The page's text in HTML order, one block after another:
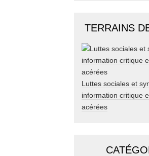
TERRAINS
Luttes sociales et
information critique
acérées